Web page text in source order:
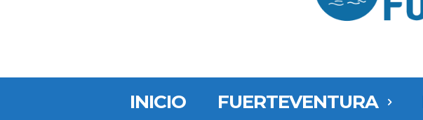
INICIO FUERTEVENTURA